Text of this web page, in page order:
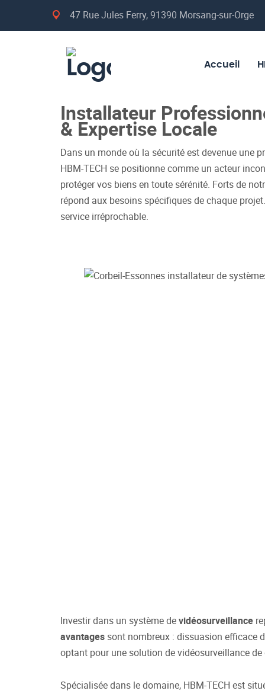
47 Rue Jules Ferry, 91390 Morsang-sur-Orge
Accueil
Installateur
& Expertise Locale
Dans un monde où la sécurité est devenue une
HBM-TECH se positionne comme un acteur
protéger vos biens en toute sérénité. Forts de
répond aux besoins spécifiques de chaque
service irréprochable.
Investir dans un système devidéosurveillance
avantages sont nombreux : dissuasion efficace
optant pour une solution de vidéosurveillance
Spécialisée dans le domaine, HBM-TECH est